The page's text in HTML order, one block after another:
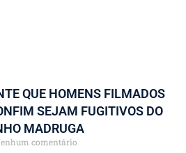
QUE HOMENS FILMADOS
SEJAM FUGITIVOS DO
MADRUGA
comentário